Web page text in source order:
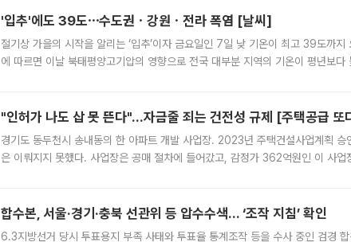
'입추'에도 39도⋯수도권ㆍ강원ㆍ전라 폭염 [날씨]
절기상 가을의 시작을 알리는 ‘입추’이자 금요일인 7일 낮 기온이 최고 39도까
에 따르면 이날 북태평양고기압의 영향으로 전국 대부분 지역의 기온이 평년보
"인허가 나도 삽 못 뜬다"…자금줄 죄는 건전성 규제 [주택공급
경기도 동두천시 송내동의 한 아파트 개발 사업장. 2023년 주택건설사업계획 승
은 이뤄지지 못했다. 사업장은 공매 절차에 들어갔고, 감정가 362억원인 이 사
합수본, 서울·경기·충북 선관위 등 압수수색… ‘조작 지침’ 확인
6.3지방선거 당시 투표용지 부족 사태와 투표율 통계조작 등을 수사 중인 검경 합